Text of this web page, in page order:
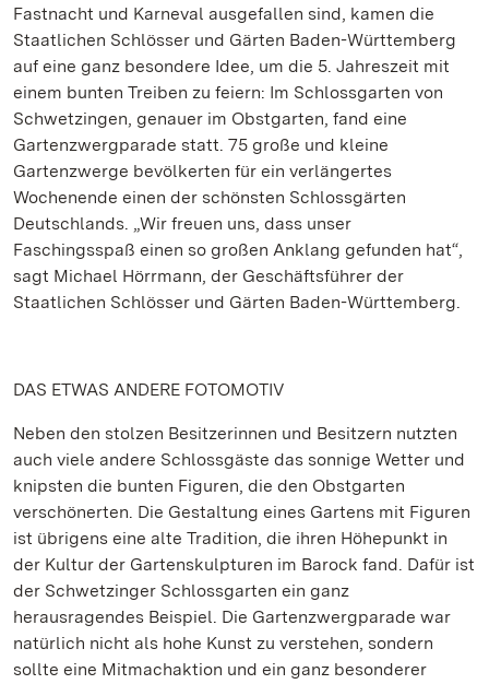
Fastnacht und Karneval ausgefallen sind, kamen die
Staatlichen Schlösser und Gärten Baden-Württemberg
auf eine ganz besondere Idee, um die 5. Jahreszeit mit
einem bunten Treiben zu feiern: Im Schlossgarten von
Schwetzingen, genauer im Obstgarten, fand eine
Gartenzwergparade statt. 75 große und kleine
Gartenzwerge bevölkerten für ein verlängertes
Wochenende einen der schönsten Schlossgärten
Deutschlands. „Wir freuen uns, dass unser
Faschingsspaß einen so großen Anklang gefunden hat“,
sagt Michael Hörrmann, der Geschäftsführer der
Staatlichen Schlösser und Gärten Baden-Württemberg.
DAS ETWAS ANDERE FOTOMOTIV
Neben den stolzen Besitzerinnen und Besitzern nutzten
auch viele andere Schlossgäste das sonnige Wetter und
knipsten die bunten Figuren, die den Obstgarten
verschönerten. Die Gestaltung eines Gartens mit Figuren
ist übrigens eine alte Tradition, die ihren Höhepunkt in
der Kultur der Gartenskulpturen im Barock fand. Dafür ist
der Schwetzinger Schlossgarten ein ganz
herausragendes Beispiel. Die Gartenzwergparade war
natürlich nicht als hohe Kunst zu verstehen, sondern
sollte eine Mitmachaktion und ein ganz besonderer